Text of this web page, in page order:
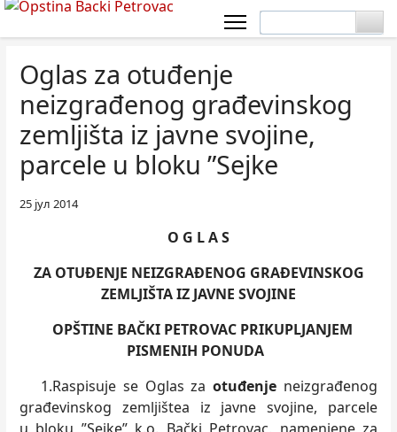
Oglas za otuđenje
neizgrađenog građevinskog
zemljišta iz javne svojine,
parcele u bloku ”Sejke
25 јул 2014
O G L A S
ZA OTUĐENJE NEIZGRAĐENOG GRAĐEVINSKOG
ZEMLJIŠTA IZ JAVNE SVOJINE
OPŠTINE BAČKI PETROVAC PRIKUPLJANJEM
PISMENIH PONUDA
1.Raspisuje se Oglas zaotuđenje neizgrađenog
građevinskog zemljištea iz javne svojine, parcele